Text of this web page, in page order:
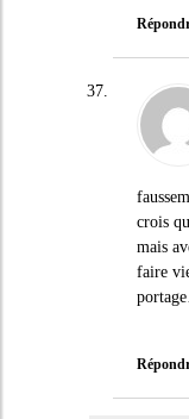
crois
mais
faire